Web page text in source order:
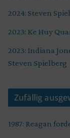
2024: Steven
2023: Ke Huy
2023: Indiana
Steven Spielberg
Zufällig
1987: Reagan